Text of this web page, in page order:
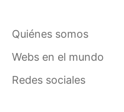
Quiénes somos
Webs en el mundo
Redes sociales